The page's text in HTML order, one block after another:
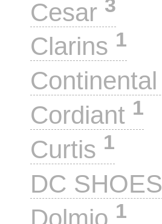
Cesar 3
Clarins 1
Continental
Cordiant 1
Curtis 1
DC SHOES
Dolmio 1